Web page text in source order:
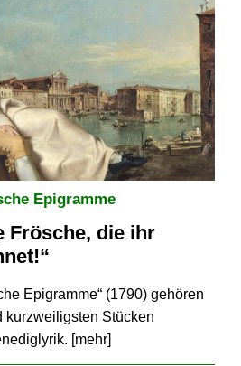
Epigramme
Frösche, die ihr
Epigramme“ (1790) gehören
kurzweiligsten Stücken
[mehr]